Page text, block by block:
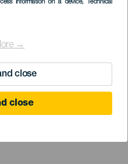
information on a device, Technical
→
close
close